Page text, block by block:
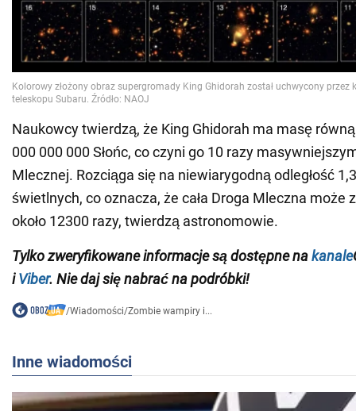
Naukowcy twierdzą, że King Ghidorah ma masę
000 000 000 Słońc, co czyni go 10 razy
Mlecznej. Rozciąga się na niewiarygodną odległość
świetlnych, co oznacza, że cała Droga Mleczna może
około 12300 razy, twierdzą astronomowie.
Tylko zweryfikowane informacje są dostępne nakanale
iViber. Nie daj się nabrać na podróbki!
/Wiadomości/Zombie wampiry i...
Inne wiadomości